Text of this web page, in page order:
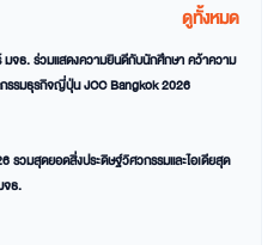
ดูทั้งหมด
จธ. ร่วมแสดงความยินดีกับนักศึกษา คว้าความ
รรมธุรกิจญี่ปุ่น JCC Bangkok 2026
รวมสุดยอดสิ่งประดิษฐ์วิศวกรรมและไอเดียสุด
จธ.